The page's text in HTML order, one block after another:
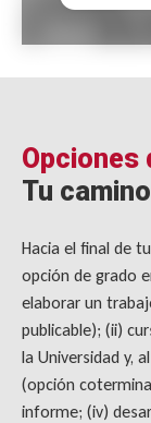
Opciones
Tu
Hacia el final de
opción de grado
elaborar un
publicable); (ii)
la Universidad y,
(opción
informe; (iv)